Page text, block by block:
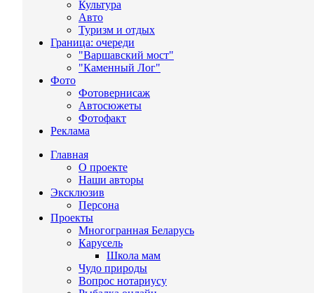
Культура
Авто
Туризм и отдых
Граница: очереди
"Варшавский мост"
"Каменный Лог"
Фото
Фотовернисаж
Автосюжеты
Фотофакт
Реклама
Главная
О проекте
Наши авторы
Эксклюзив
Персона
Проекты
Многогранная Беларусь
Карусель
Школа мам
Чудо природы
Вопрос нотариусу